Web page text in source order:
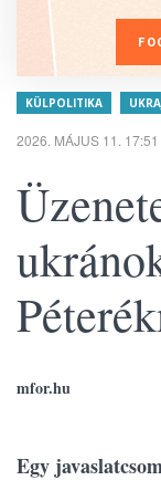
KÜLPOLITIKA
2026. MÁJUS 11. 17:51
mfor.hu
Egy